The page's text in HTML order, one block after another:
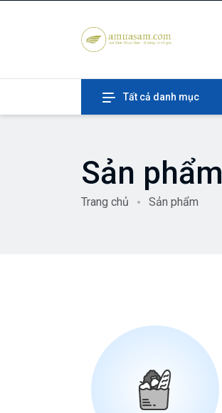
Tất cả danh mục
Sản phẩm
Trang chủ Sản phẩm